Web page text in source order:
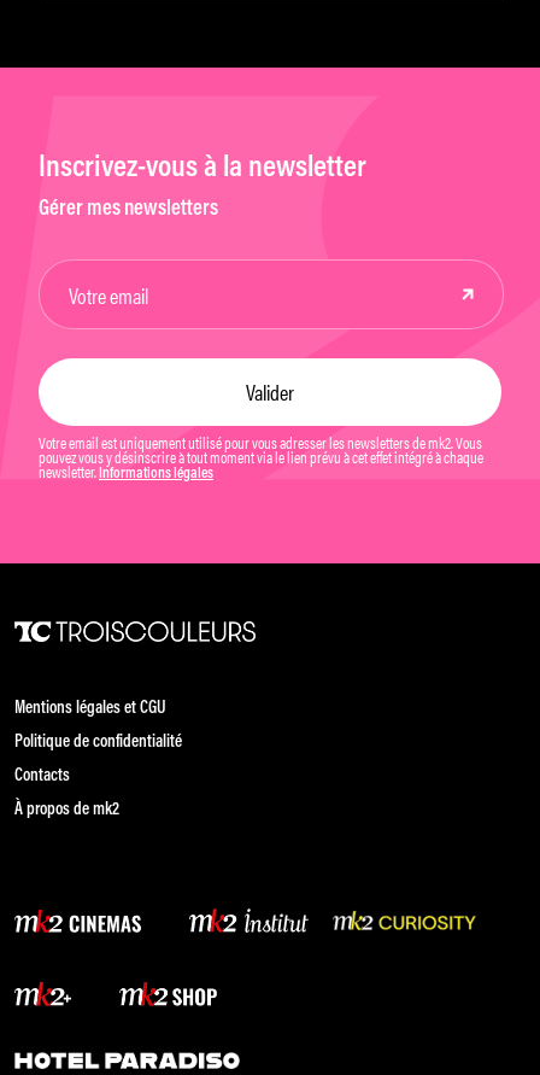
Inscrivez-vous à la newsletter
Gérer mes newsletters
Votre email est uniquement utilisé pour vous adresser les newsletters de mk2. Vous
pouvez vous y désinscrire à tout moment via le lien prévu à cet effet intégré à chaque
newsletter. Informations légales
Mentions légales et CGU
Politique de confidentialité
Contacts
À propos de mk2